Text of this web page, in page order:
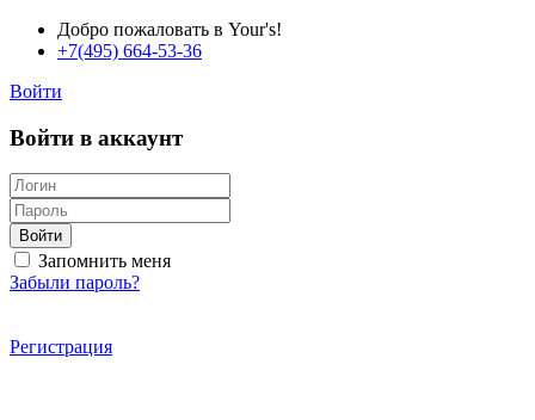
Добро пожаловать в Your's!
+7(495) 664-53-36
Войти
Войти в аккаунт
Войти
Запомнить меня
Забыли пароль?
Регистрация